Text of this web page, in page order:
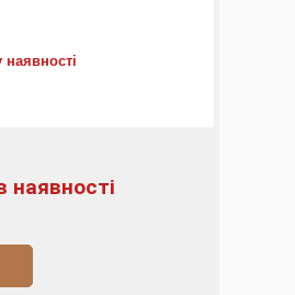
наявності